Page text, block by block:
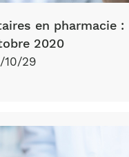
en pharmacie :
2020
10/29